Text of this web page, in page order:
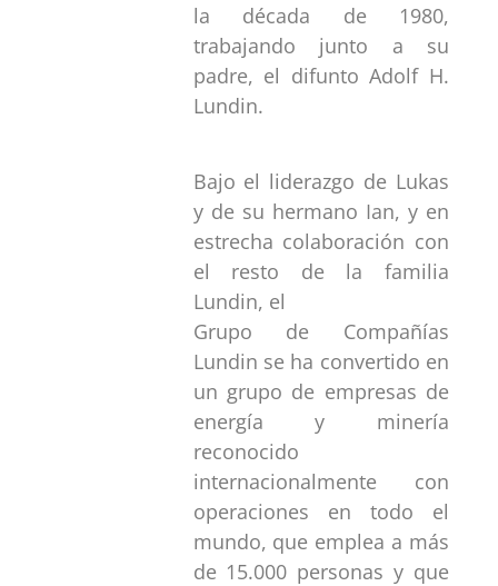
la década de 1980,
trabajando junto a su
padre, el difunto Adolf H.
Lundin.
Bajo el liderazgo de Lukas
y de su hermano Ian, y en
estrecha colaboración con
el resto de la familia
Lundin, el
Grupo de Compañías
Lundin se ha convertido en
un grupo de empresas de
energía y minería
reconocido
internacionalmente con
operaciones en todo el
mundo, que emplea a más
de 15.000 personas y que